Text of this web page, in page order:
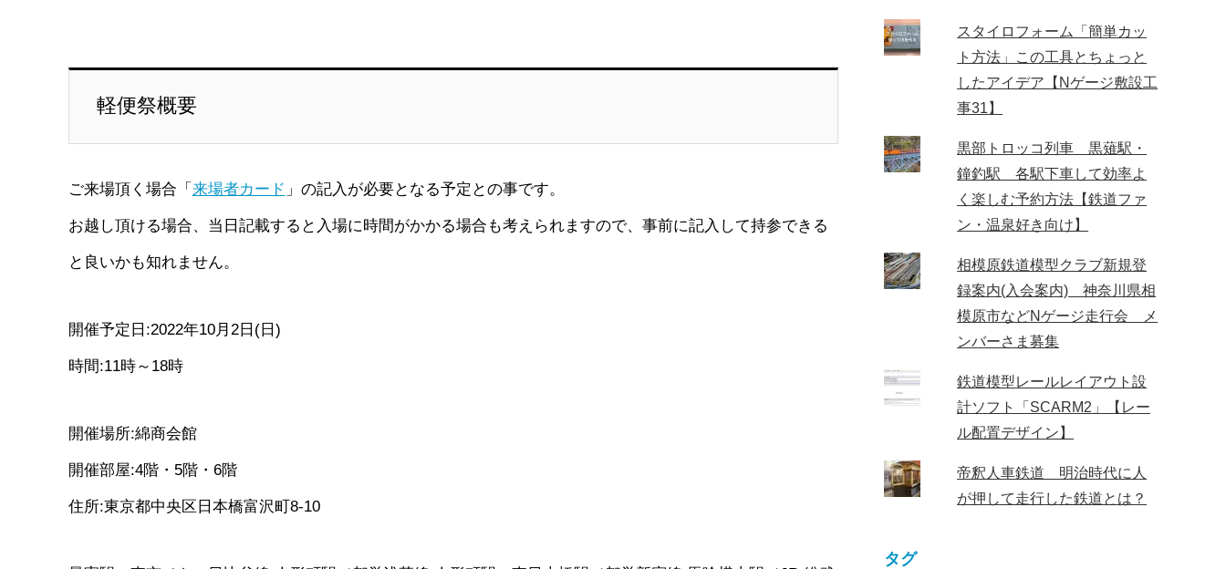
軽便祭概要
ご来場頂く場合「 来場者カード 」の記入が必要となる予定との事です。
お越し頂ける場合、当日記載すると入場に時間がかかる場合も考えられますので、事前に記入して持参できる
と良いかも知れません。
開催予定日:2022年10月2日(日)
時間:11時～18時
開催場所:綿商会館
開催部屋:4階・5階・6階
住所:東京都中央区日本橋富沢町8-10
スタイロフォーム「簡単カッ
ト方法」この工具とちょっと
したアイデア【Nゲージ敷設工
事31】
黒部トロッコ列車 黒薙駅・
鐘釣駅 各駅下車して効率よ
く楽しむ予約方法【鉄道ファ
ン・温泉好き向け】
相模原鉄道模型クラブ新規登
録案内(入会案内) 神奈川県相
模原市などNゲージ走行会 メ
ンバーさま募集
鉄道模型レールレイアウト設
計ソフト「SCARM2」【レー
ル配置デザイン】
帝釈人車鉄道 明治時代に人
が押して走行した鉄道とは？
タグ